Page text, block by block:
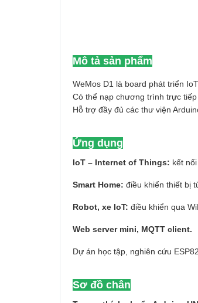
Mô tả sản phẩm
WeMos D1 là board phát triển
Có thể nạp chương trình trực
Hỗ trợ đầy đủ các thư viện
Ứng dụng
IoT – Internet of Things: kết
Smart Home: điều khiển thiết bị
Robot, xe IoT: điều khiển qua
Web server mini, MQTT client.
Dự án học tập, nghiên cứu
Sơ đồ chân